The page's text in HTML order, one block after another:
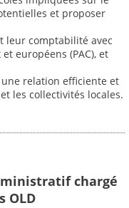
et proposer
leur comptabilité avec
européens (PAC), et
relation efficiente et
les collectivités locales.
chargé
OLD